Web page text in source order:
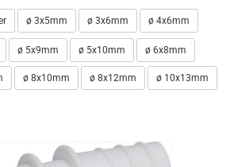
ø 3x5mm ø 3x6mm ø 4x6mm
ø 5x9mm ø 5x10mm ø 6x8mm
ø 8x10mm ø 8x12mm ø 10x13mm